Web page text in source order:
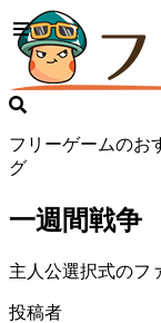
フリーゲームのお
グ
一週間戦争
主人公選択式のフ
投稿者